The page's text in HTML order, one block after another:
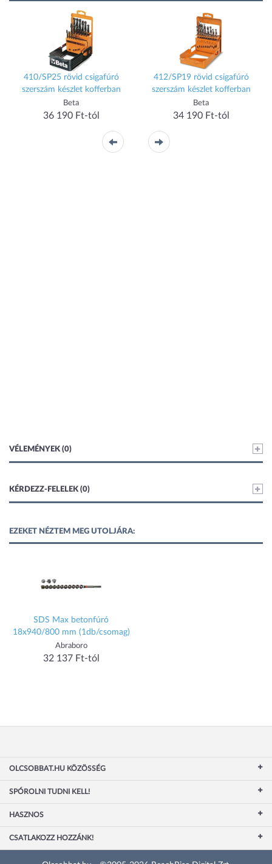
410/SP25 rövid csigafúró
szerszám készlet kofferban
Beta
36 190 Ft-tól
412/SP19 rövid csigafúró
szerszám készlet kofferban
Beta
34 190 Ft-tól
VÉLEMÉNYEK (0)
KÉRDEZZ-FELELEK (0)
EZEKET NÉZTEM MEG UTOLJÁRA:
SDS Max betonfúró
18x940/800 mm (1db/csomag)
Abraboro
32 137 Ft-tól
OLCSOBBAT.HU KÖZÖSSÉG
SPÓROLNI TUDNI KELL!
HASZNOS
CSATLAKOZZ HOZZÁNK!